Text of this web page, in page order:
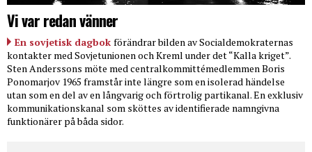
Vi var redan vänner
En sovjetisk dagbok förändrar bilden av Socialdemokraternas
kontakter med Sovjetunionen och Kreml under det “Kalla kriget”.
Sten Anderssons möte med centralkommittémedlemmen Boris
Ponomarjov 1965 framstår inte längre som en isolerad händelse
utan som en del av en långvarig och förtrolig partikanal. En exklusiv
kommunikationskanal som sköttes av identifierade namngivna
funktionärer på båda sidor.